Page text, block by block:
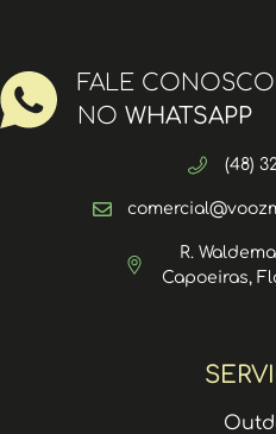
FALE CONOSCO
NO WHATSAPP
(48)
R.
Capoeiras,